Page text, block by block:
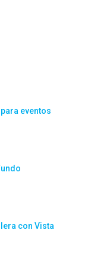
eventos
con Vista